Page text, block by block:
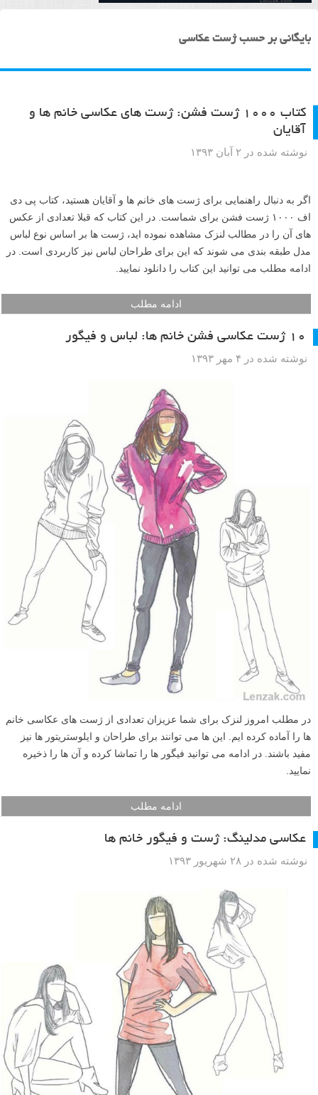
بایگانی بر حسب ژست عکاسی
کتاب ۱۰۰۰ ژست فشن: ژست های عکاسی خانم ها و
آقایان
نوشته شده در ۲ آبان ۱۳۹۳
اگر به دنبال راهنمایی برای ژست های خانم ها و آقایان هستید، کتاب پی دی
اف ۱۰۰۰ ژست فشن برای شماست. در این کتاب که قبلا تعدادی از عکس
های آن را در مطالب لنزک مشاهده نموده اید، ژست ها بر اساس نوع لباس
مدل طبقه بندی می شوند که این برای طراحان لباس نیز کاربردی است. در
ادامه مطلب می توانید این کتاب را دانلود نمایید.
ادامه مطلب
۱۰ ژست عکاسی فشن خانم ها: لباس و فیگور
نوشته شده در ۴ مهر ۱۳۹۳
در مطلب امروز لنزک برای شما عزیزان تعدادی از ژست های عکاسی خانم
ها را آماده کرده ایم. این ها می توانند برای طراحان و ایلوستریتور ها نیز
مفید باشند. در ادامه می توانید فیگور ها را تماشا کرده و آن ها را ذخیره
نمایید.
ادامه مطلب
عکاسی مدلینگ: ژست و فیگور خانم ها
نوشته شده در ۲۸ شهریور ۱۳۹۳